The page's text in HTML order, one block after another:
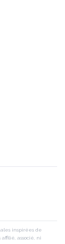
inspirées de
associé, ni